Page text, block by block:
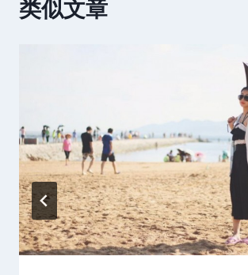
类似文章